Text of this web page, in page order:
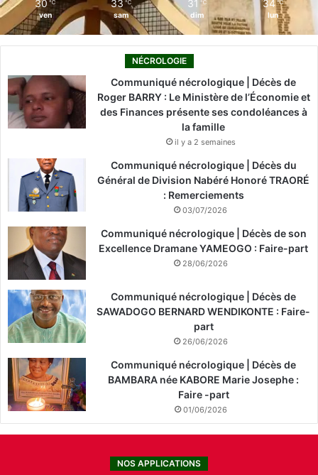
30 ℃
ven
33 ℃
sam
31 ℃
dim
34 ℃
lun
NÉCROLOGIE
Communiqué nécrologique | Décès de
Roger BARRY : Le Ministère de l’Économie et
des Finances présente ses condoléances à
la famille
il y a 2 semaines
Communiqué nécrologique | Décès du
Général de Division Nabéré Honoré TRAORÉ
: Remerciements
03/07/2026
Communiqué nécrologique | Décès de son
Excellence Dramane YAMEOGO : Faire-part
28/06/2026
Communiqué nécrologique | Décès de
SAWADOGO BERNARD WENDIKONTE : Faire-
part
26/06/2026
Communiqué nécrologique | Décès de
BAMBARA née KABORE Marie Josephe :
Faire -part
01/06/2026
NOS APPLICATIONS